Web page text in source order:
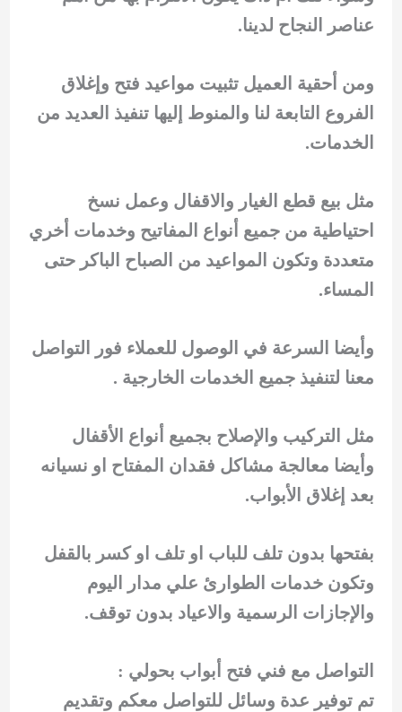
عناصر النجاح لدينا.
ومن أحقية العميل تثبيت مواعيد فتح وإغلاق
الفروع التابعة لنا والمنوط إليها تنفيذ العديد من
الخدمات.
مثل بيع قطع الغيار والاقفال وعمل نسخ
احتياطية من جميع أنواع المفاتيح وخدمات أخري
متعددة وتكون المواعيد من الصباح الباكر حتى
المساء.
وأيضا السرعة في الوصول للعملاء فور التواصل
معنا لتنفيذ جميع الخدمات الخارجية .
مثل التركيب والإصلاح بجميع أنواع الأقفال
وأيضا معالجة مشاكل فقدان المفتاح او نسيانه
بعد إغلاق الأبواب.
بفتحها بدون تلف للباب او تلف او كسر بالقفل
وتكون خدمات الطوارئ علي مدار اليوم
والإجازات الرسمية والاعياد بدون توقف.
التواصل مع فني فتح أبواب بحولي :
تم توفير عدة وسائل للتواصل معكم وتقديم